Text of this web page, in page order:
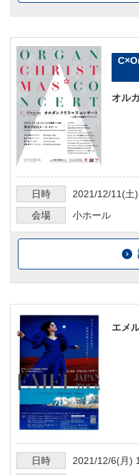
オル
日時 2021/12/11 (土)
会場
小ホール
エメ
日時 2021/12/6(月)